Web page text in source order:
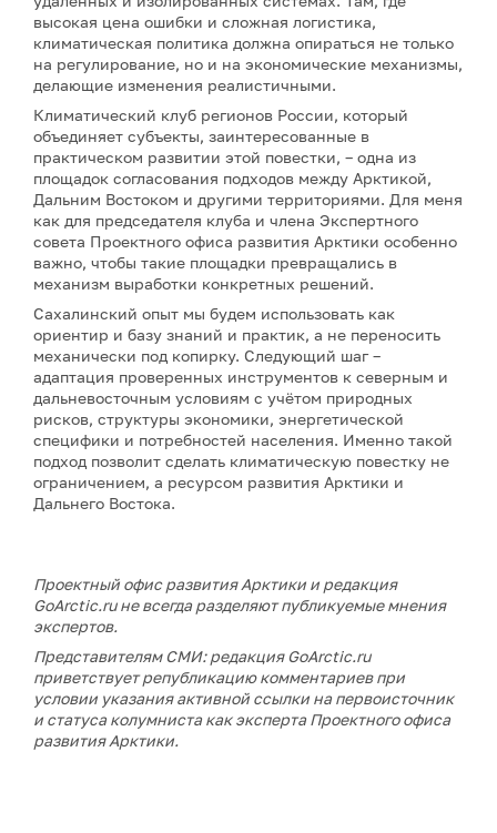
высокая цена ошибки и сложная логистика,
климатическая политика должна опираться не только
на регулирование, но и на экономические механизмы,
делающие изменения реалистичными.
Климатический клуб регионов России, который
объединяет субъекты, заинтересованные в
практическом развитии этой повестки, – одна из
площадок согласования подходов между Арктикой,
Дальним Востоком и другими территориями. Для меня
как для председателя клуба и члена Экспертного
совета Проектного офиса развития Арктики особенно
важно, чтобы такие площадки превращались в
механизм выработки конкретных решений.
Сахалинский опыт мы будем использовать как
ориентир и базу знаний и практик, а не переносить
механически под копирку. Следующий шаг –
адаптация проверенных инструментов к северным и
дальневосточным условиям с учётом природных
рисков, структуры экономики, энергетической
специфики и потребностей населения. Именно такой
подход позволит сделать климатическую повестку не
ограничением, а ресурсом развития Арктики и
Дальнего Востока.
Проектный офис развития Арктики и редакция
GoArctic.ru не всегда разделяют публикуемые мнения
экспертов.
Представителям СМИ: редакция GoArctic.ru
приветствует републикацию комментариев при
условии указания активной ссылки на первоисточник
и статуса колумниста как эксперта Проектного офиса
развития Арктики.